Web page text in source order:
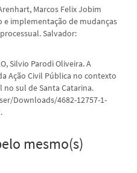
Marcos Felix Jobim
e implementação de mudanças
Salvador:
Silvio Parodi Oliveira. A
Ação Civil Pública no contexto
sul de Santa Catarina.
Downloads/4682-12757-1-
mesmo(s)